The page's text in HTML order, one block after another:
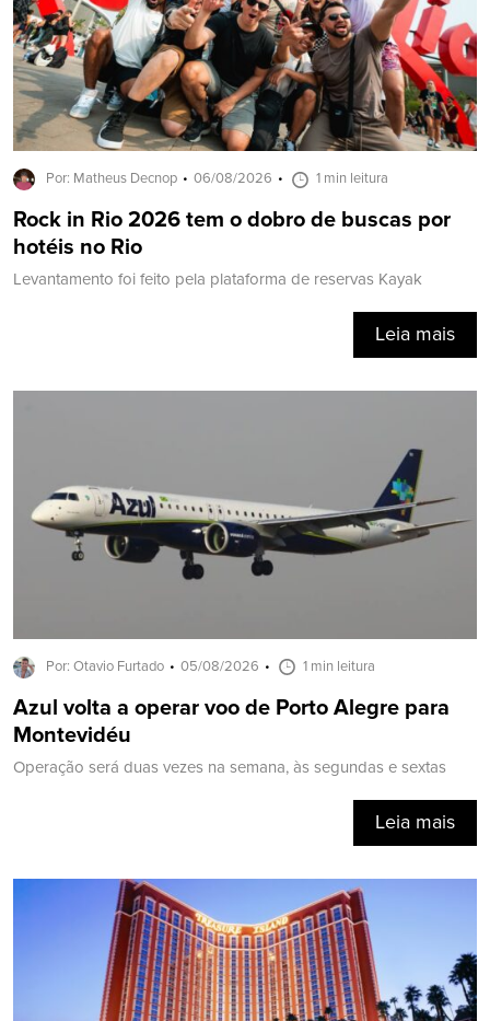
Por: Matheus Decnop 06/08/2026 1 min leitura
Rock in Rio 2026 tem o dobro de buscas por
hotéis no Rio
Levantamento foi feito pela plataforma de reservas Kayak
Leia mais
Por: Otavio Furtado 05/08/2026 1 min leitura
Azul volta a operar voo de Porto Alegre para
Montevidéu
Operação será duas vezes na semana, às segundas e sextas
Leia mais